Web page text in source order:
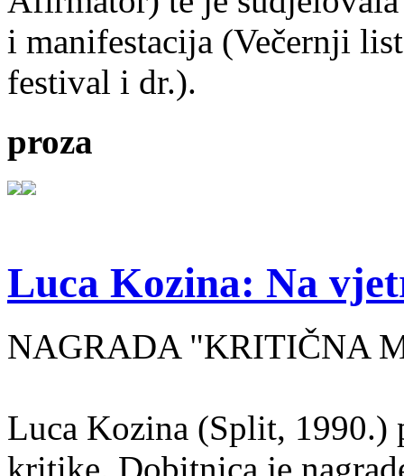
i manifestacija (Večernji
festival i dr.).
proza
Luca Kozina: Na
NAGRADA "KRITIČNA
Luca Kozina (Split, 1990.)